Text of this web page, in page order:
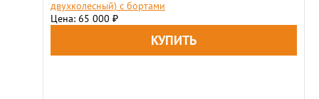
двухколесный) с бортами
Цена: 65 000 ₽